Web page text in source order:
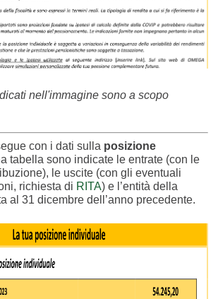
nell'immagine sono a scopo
con i dati sulla posizione
tabella sono indicate le entrate (con le
le uscite (con gli eventuali
richiesta di RITA) e l’entità della
al 31 dicembre dell’anno precedente.